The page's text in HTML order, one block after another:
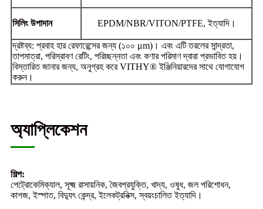
সিলিং উপাদান EPDM/NBR/VITON/PTFE, ইত্যাদি।
দ্রষ্টব্য: প্রবাহ হার রেফারেন্সের জন্য (১০০ μm)। এবং এটি তরলের সান্দ্রতা,
তাপমাত্রা, পরিস্রাবণ রেটিং, পরিচ্ছন্নতা এবং কণার পরিমাণ দ্বারা প্রভাবিত হয়।
বিস্তারিত জানার জন্য, অনুগ্রহ করে VITHY® ইঞ্জিনিয়ারদের সাথে যোগাযোগ
করুন।
অ্যাপ্লিকেশন
শিল্প:
পেট্রোকেমিক্যাল, সূক্ষ্ম রাসায়নিক, জৈবপ্রযুক্তি, খাদ্য, ওষুধ, জল পরিশোধন,
কাগজ, ইস্পাত, বিদ্যুৎ কেন্দ্র, ইলেকট্রনিক্স, স্বয়ংচালিত ইত্যাদি।